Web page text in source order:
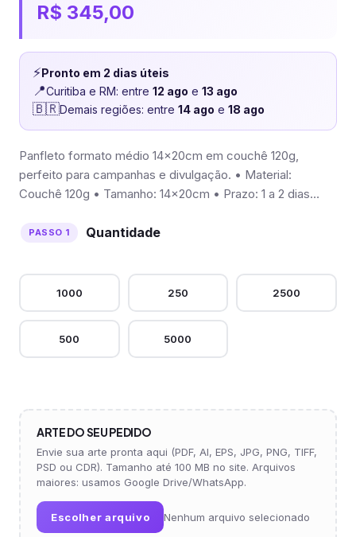
R$ 345,00
⚡Pronto em 2 dias úteis
📍Curitiba e RM: entre 12 ago e 13 ago
🇧🇷Demais regiões: entre 14 ago e 18 ago
Panfleto formato médio 14x20cm em couchê 120g,
perfeito para campanhas e divulgação. • Material:
Couchê 120g • Tamanho: 14x20cm • Prazo: 1 a 2 dias…
Quantidade
1000 250 2500
500 5000
ARTE DO SEU PEDIDO
Envie sua arte pronta aqui (PDF, AI, EPS, JPG, PNG, TIFF,
PSD ou CDR). Tamanho até 100 MB no site. Arquivos
maiores: usamos Google Drive/WhatsApp.
Escolher arquivo Nenhum arquivo selecionado